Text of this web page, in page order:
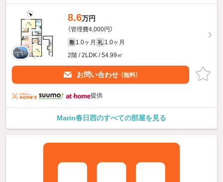
8.6万円
（管理費4,000円）
敷 1.0ヶ月 礼 1.0ヶ月
2階 / 2LDK / 54.99㎡
お問い合わせ （無料）
提供
Marin春日西のすべての部屋を見る